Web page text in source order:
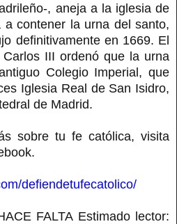
, aneja a la iglesia de
a contener la urna del santo,
definitivamente en 1669. El
III ordenó que la urna
Colegio Imperial, que
Iglesia Real de San Isidro,
de Madrid.
sobre tu fe católica, visita
defiendetufecatolico/
FALTA Estimado lector: